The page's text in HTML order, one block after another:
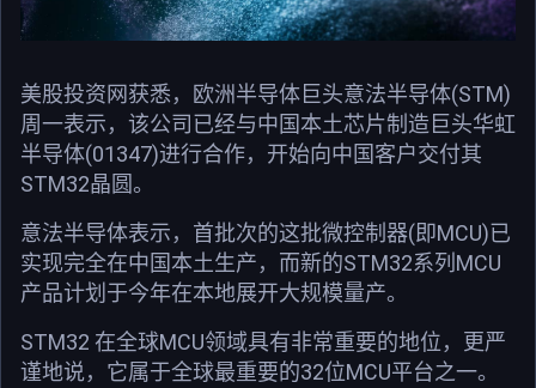
美股投资网获悉，欧洲半导体巨头意法半导体(STM)
周一表示，该公司已经与中国本土芯片制造巨头华虹
半导体(01347)进行合作，开始向中国客户交付其
STM32晶圆。
意法半导体表示，首批次的这批微控制器(即MCU)已
实现完全在中国本土生产，而新的STM32系列MCU
产品计划于今年在本地展开大规模量产。
STM32 在全球MCU领域具有非常重要的地位，更严
谨地说，它属于全球最重要的32位MCU平台之一。